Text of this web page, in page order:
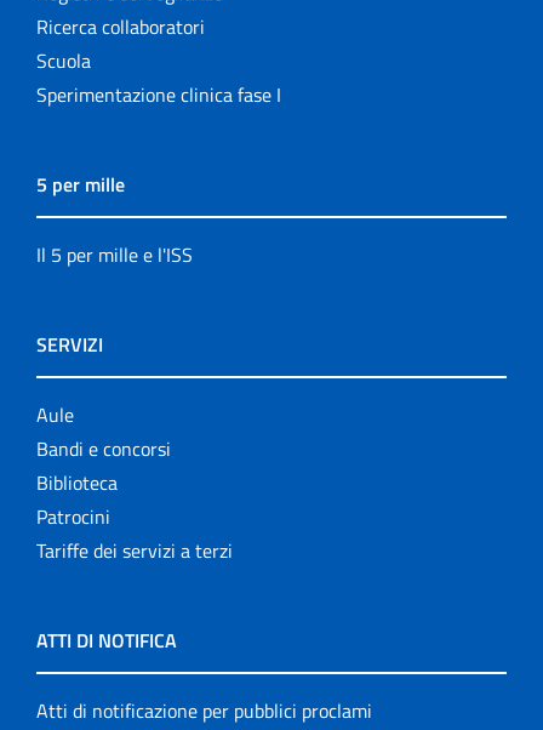
Ricerca collaboratori
Scuola
Sperimentazione clinica fase I
5 per mille
Il 5 per mille e l'ISS
SERVIZI
Aule
Bandi e concorsi
Biblioteca
Patrocini
Tariffe dei servizi a terzi
ATTI DI NOTIFICA
Atti di notificazione per pubblici proclami